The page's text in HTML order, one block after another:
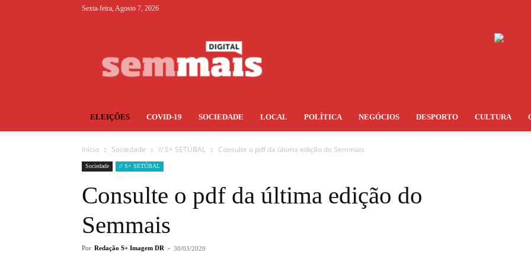
Sexta-feira, Agosto 7, 2026
ELEIÇÕES COVID-19 SOCIEDADE LOCAL POLÍTICA NEGÓCIOS DESPORTO CULTURA
Início Sociedade // S+ SETÚBAL Consulte o pdf da última edição do Semmais
Sociedade // S+ SETÚBAL
Consulte o pdf da última edição do
Semmais
Por Redação S+ Imagem DR - 30/03/2020